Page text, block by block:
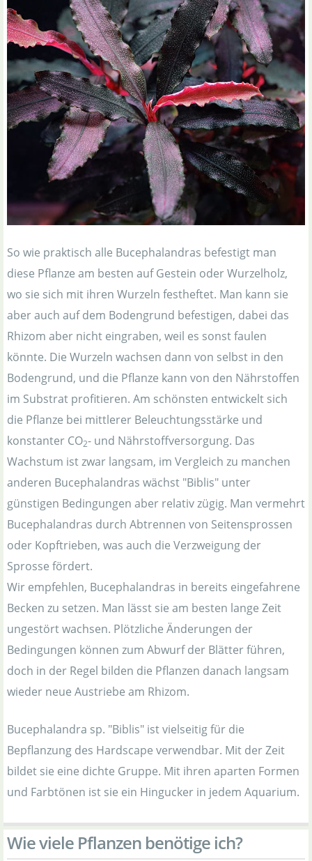
So wie praktisch alle Bucephalandras befestigt man
diese Pflanze am besten auf Gestein oder Wurzelholz,
wo sie sich mit ihren Wurzeln festheftet. Man kann sie
aber auch auf dem Bodengrund befestigen, dabei das
Rhizom aber nicht eingraben, weil es sonst faulen
könnte. Die Wurzeln wachsen dann von selbst in den
Bodengrund, und die Pflanze kann von den Nährstoffen
im Substrat profitieren. Am schönsten entwickelt sich
die Pflanze bei mittlerer Beleuchtungsstärke und
konstanter CO2- und Nährstoffversorgung. Das
Wachstum ist zwar langsam, im Vergleich zu manchen
anderen Bucephalandras wächst "Biblis" unter
günstigen Bedingungen aber relativ zügig. Man vermehrt
Bucephalandras durch Abtrennen von Seitensprossen
oder Kopftrieben, was auch die Verzweigung der
Sprosse fördert.
Wir empfehlen, Bucephalandras in bereits eingefahrene
Becken zu setzen. Man lässt sie am besten lange Zeit
ungestört wachsen. Plötzliche Änderungen der
Bedingungen können zum Abwurf der Blätter führen,
doch in der Regel bilden die Pflanzen danach langsam
wieder neue Austriebe am Rhizom.
Bucephalandra sp. "Biblis" ist vielseitig für die
Bepflanzung des Hardscape verwendbar. Mit der Zeit
bildet sie eine dichte Gruppe. Mit ihren aparten Formen
und Farbtönen ist sie ein Hingucker in jedem Aquarium.
Wie viele Pflanzen benötige ich?